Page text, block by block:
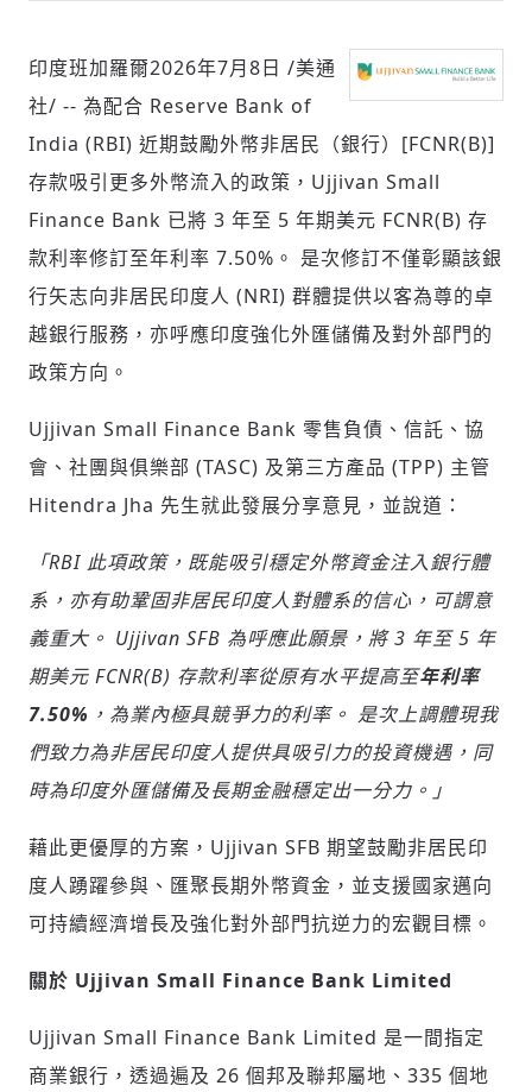
社會
人文
登入或註冊
歡迎您加入《旭時報》
參與下一波全球科技革命
輸入 Email 驗證碼
請輸入發送到 的驗證碼
(十分鐘內有效)
驗證
印度班加羅爾2026年7月8日 /美通
社/ -- 為配合 Reserve Bank of
India (RBI) 近期鼓勵外幣非居民（銀行）[FCNR(B)]
存款吸引更多外幣流入的政策，Ujjivan Small
Finance Bank 已將 3 年至 5 年期美元 FCNR(B) 存
款利率修訂至年利率 7.50%。 是次修訂不僅彰顯該銀
行矢志向非居民印度人 (NRI) 群體提供以客為尊的卓
越銀行服務，亦呼應印度強化外匯儲備及對外部門的
政策方向。
Ujjivan Small Finance Bank 零售負債、信託、協
會、社團與俱樂部 (TASC) 及第三方產品 (TPP) 主管
Hitendra Jha 先生就此發展分享意見，並說道：
「RBI 此項政策，既能吸引穩定外幣資金注入銀行體
系，亦有助鞏固非居民印度人對體系的信心，可謂意
義重大。 Ujjivan SFB 為呼應此願景，將 3 年至 5 年
期美元 FCNR(B) 存款利率從原有水平提高至年利率
7.50% ，為業內極具競爭力的利率。 是次上調體現我
們致力為非居民印度人提供具吸引力的投資機遇，同
時為印度外匯儲備及長期金融穩定出一分力。」
藉此更優厚的方案，Ujjivan SFB 期望鼓勵非居民印
度人踴躍參與、匯聚長期外幣資金，並支援國家邁向
可持續經濟增長及強化對外部門抗逆力的宏觀目標。
關於 Ujjivan Small Finance Bank Limited
Ujjivan Small Finance Bank Limited 是一間指定
商業銀行，透過遍及 26 個邦及聯邦屬地、335 個地